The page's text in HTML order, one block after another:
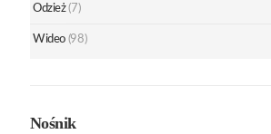
Odzież (7)
Wideo (98)
Nośnik